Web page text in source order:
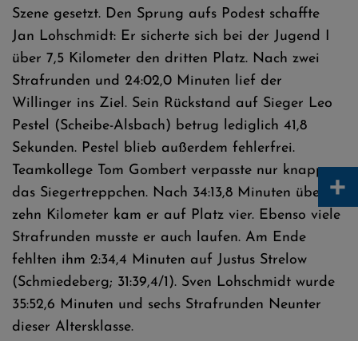
Szene gesetzt. Den Sprung aufs Podest schaffte
Jan Lohschmidt: Er sicherte sich bei der Jugend I
über 7,5 Kilometer den dritten Platz. Nach zwei
Strafrunden und 24:02,0 Minuten lief der
Willinger ins Ziel. Sein Rückstand auf Sieger Leo
Pestel (Scheibe-Alsbach) betrug lediglich 41,8
Sekunden. Pestel blieb außerdem fehlerfrei.
Teamkollege Tom Gombert verpasste nur knapp
das Siegertreppchen. Nach 34:13,8 Minuten über
zehn Kilometer kam er auf Platz vier. Ebenso viele
Strafrunden musste er auch laufen. Am Ende
fehlten ihm 2:34,4 Minuten auf Justus Strelow
(Schmiedeberg; 31:39,4/1). Sven Lohschmidt wurde
35:52,6 Minuten und sechs Strafrunden Neunter
dieser Altersklasse.
+